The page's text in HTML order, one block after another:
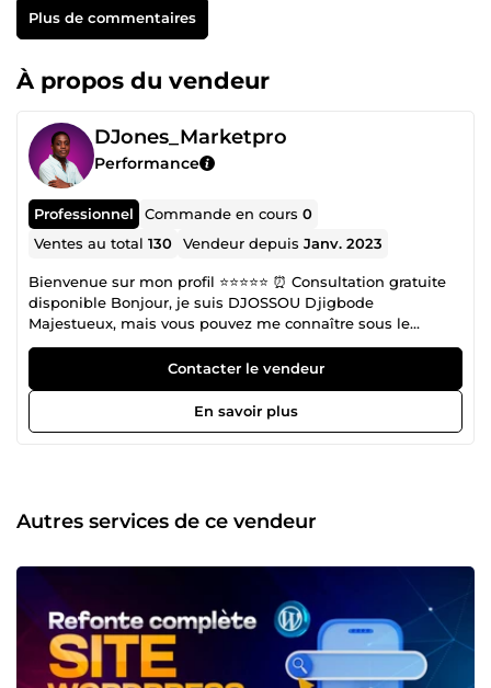
Plus de commentaires
À propos du vendeur
DJones_Marketpro
Performance
Professionnel Commande en cours0
Ventes au total130 Vendeur depuisJanv. 2023
Bienvenue sur mon profil ⭐⭐⭐⭐⭐ ⏰ Consultation gratuite
disponible Bonjour, je suis DJOSSOU Djigbode
Majestueux, mais vous pouvez me connaître sous le
surnom de DJones_MarketPro. Développeur web et Web
Designer passionné, je mets mon expertise et ma
créativité à votre service pour donner vie à vos projets en
ligne. Que ce soit pour créer un site web de A à Z,
moderniser un site existant, transformer vos designs en
efficacité et durabilité. 📌 Mes services incluent : Création
de sites web et boutiques en ligne (WordPress, Wix,
Optimisation du SEO pour un meilleur référencement
naturel ; Refonte complète de sites existants ;
Développement de projets web sur mesure ; Conception
de chatbots IA intelligents ; Gestion stratégique de
campagnes Google Ads ; Gestion stratégique de
campagnes Google Ads ; Développement d’applications
Contacter le vendeur
En savoir plus
Autres services de ce vendeur